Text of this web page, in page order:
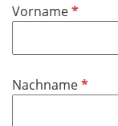
d
t
d
VornameP
l
c
NachnameP